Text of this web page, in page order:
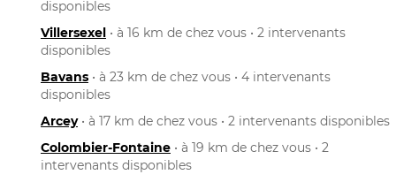
disponibles
Villersexel • à 16 km de chez vous • 2 intervenants
disponibles
Bavans • à 23 km de chez vous • 4 intervenants
disponibles
Arcey• à 17 km de chez vous • 2 intervenants disponibles
Colombier-Fontaine • à 19 km de chez vous • 2
intervenants disponibles